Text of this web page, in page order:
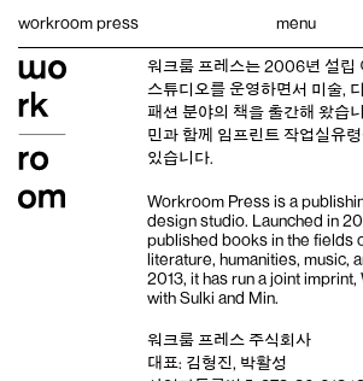
workroom press menu
워크룸 프레스는 2006년 설립
스튜디오를 운영하면서 미술,
패션 분야의 책을 출간해 왔습
민과 함께 임프린트 작업실유령
있습니다.
Workroom Press is a
design studio. Launched in
published books in the fields
literature, humanities, music,
2013, it has run a joint imprint,
with Sulki and Min.
워크룸 프레스 주식회사
대표: 김형진, 박활성